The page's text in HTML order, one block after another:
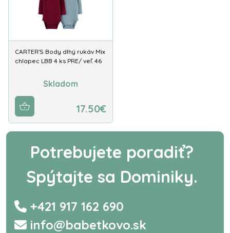
CARTER'S Body dlhý rukáv Mix
chlapec LBB 4 ks PRE/ veľ. 46
Skladom
17.50€
Potrebujete poradiť?
Spýtajte sa Dominiky.
+421 917 162 690
info@babetkovo.sk